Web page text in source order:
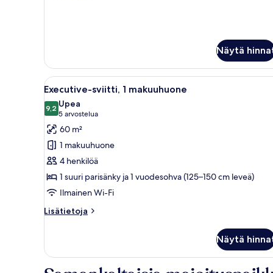
parisänky
Näytä
Avaa
kaikki
huonetyypin
Executive-
sviitti,
makuuhuone
kuvat
Hotellihuone, jossa on suuri
7
Executive-sviitti, 1 makuuhuone
9,29,2 kautta 10
Upea
5 arvostelua
(5
arvostelua)
60 m²
1 makuuhuone
4 henkilöä
1 suuri parisänky ja 1 vuodesohva (125–150 cm leveä)
Ilmainen Wi-Fi
Lisätietoja
Lisätietoja
1
Näytä